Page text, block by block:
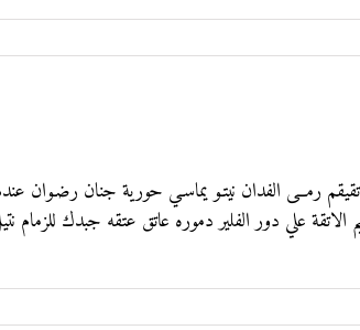
رمــى الفدان نيتـو يماسـي حورية جنان رضـوان
علي دور الفلير دموره عاتق عتقه جبدك للزمام